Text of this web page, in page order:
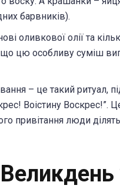
барвників).
оливкової олії та
що цю особливу суміш
– це такий ритуал,
Воістину Воскрес!”.
привітання люди